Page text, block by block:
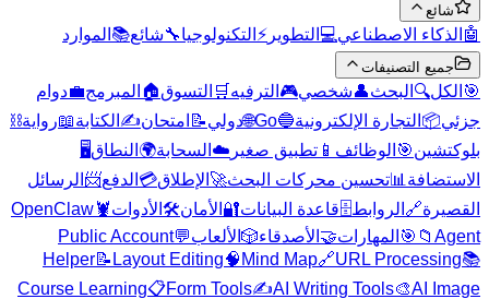
شائع
🤖 الذكاء الاصطناعي💻 التطوير ⚡ التكنولوجيا🔧شائع📚 الموارد
جميع التصنيفات
🎯 الكل🔍 البحث👤شخصي🎮 الترفيه 🛒 التسوق🏠 المبرمج💼دوام
جزئي📦 التجارة الإلكترونية🔵
Go
🌐دولي📝 امتحان✍️ الكتابة📖رواية⛓️
بلوكتشين🎯 الوظائف 📱 تطبيق صغير ☁️ السحابة🌍 النطاق🖥️
الاستضافة 📊تحسين محركات البحث🚀 الإطلاق💳 الدفع📨 الرسائل
القصيرة🔗 الروابط🗄️قاعدة البيانات🔐 الأمان🛠️ الأدوات🦞
OpenClaw
📁 Agent
🎯 المهارات🤝 الأصدقاء🎲 الألعاب💬
Public Account
Helper📝 Layout Editing🧠 Mind Map🔗URL Processing📚
Course Learning📋Form Tools✍️AI Writing Tools🎨AI Image